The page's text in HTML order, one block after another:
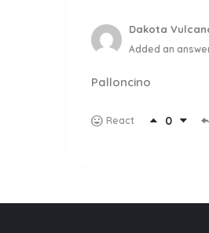
Dakota
Added an
Palloncino
React 0